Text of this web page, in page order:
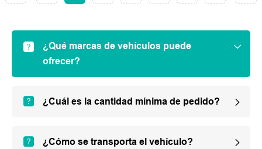
¿Qué marcas de vehículos puede
ofrecer?
¿Cuál es la cantidad mínima de pedido?
¿Cómo se transporta el vehículo?